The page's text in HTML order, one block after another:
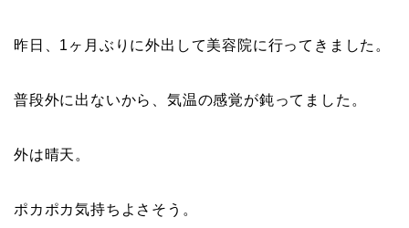
昨日、1ヶ月ぶりに外出して美容院に行ってきました。
普段外に出ないから、気温の感覚が鈍ってました。
外は晴天。
ポカポカ気持ちよさそう。